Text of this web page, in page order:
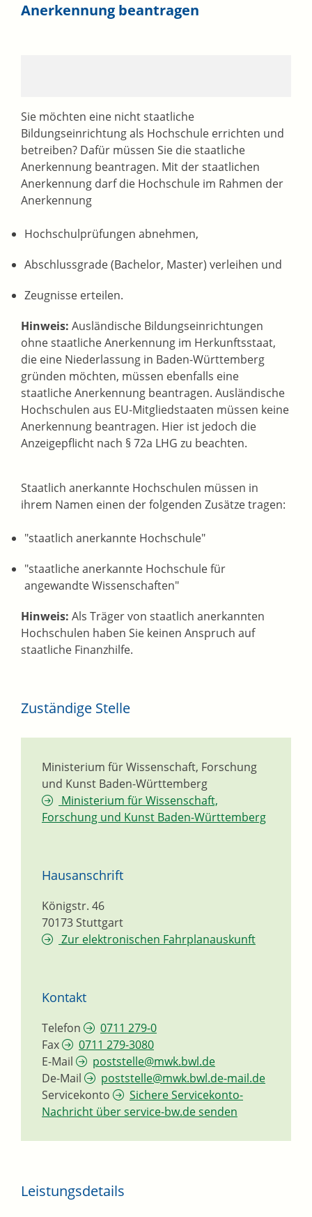
Anerkennung beantragen
Sie möchten eine nicht staatliche
Bildungseinrichtung als Hochschule errichten und
betreiben? Dafür müssen Sie die staatliche
Anerkennung beantragen. Mit der staatlichen
Anerkennung darf die Hochschule im Rahmen der
Anerkennung
Hochschulprüfungen abnehmen,
Abschlussgrade (Bachelor, Master) verleihen und
Zeugnisse erteilen.
Hinweis: Ausländische Bildungseinrichtungen
ohne staatliche Anerkennung im Herkunftsstaat,
die eine Niederlassung in Baden-Württemberg
gründen möchten, müssen ebenfalls eine
staatliche Anerkennung beantragen. Ausländische
Hochschulen aus EU-Mitgliedstaaten müssen keine
Anerkennung beantragen. Hier ist jedoch die
Anzeigepflicht nach § 72a LHG zu beachten.
Staatlich anerkannte Hochschulen müssen in
ihrem Namen einen der folgenden Zusätze tragen:
"staatlich anerkannte Hochschule"
"staatliche anerkannte Hochschule für
angewandte Wissenschaften"
Hinweis: Als Träger von staatlich anerkannten
Hochschulen haben Sie keinen Anspruch auf
staatliche Finanzhilfe.
Zuständige Stelle
Ministerium für Wissenschaft, Forschung
und Kunst Baden-Württemberg
Ministerium für Wissenschaft,
Forschung und Kunst Baden-Württemberg
Hausanschrift
Königstr. 46
70173Stuttgart
Zur elektronischen Fahrplanauskunft
Kontakt
Telefon
0711 279-0
Fax
0711 279-3080
E-Mail
poststelle@mwk.bwl.de
De-Mail
poststelle@mwk.bwl.de-mail.de
Servicekonto
Sichere Servicekonto-
Nachricht über service-bw.de senden
Leistungsdetails